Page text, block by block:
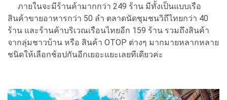
ภายในจะมีร้านค้ามากกว่า 249 ร้าน มีทั้งเป็นแบบเรือ
สินค้าขายอาหารกว่า 50 ลำ ตลาดนัดชุมชนวิถีไทยกว่า 40
ร้าน และร้านค้าบริเวณเรือนไทยอีก 159 ร้าน รวมถึงสินค้า
จากลุ่มชาวบ้าน หรือ สินค้า OTOP ต่างๆ มากมายหลากหลาย
ชนิดให้เลือกช้อปกันอีกเยอะแยะเลยทีเดียวค่ะ